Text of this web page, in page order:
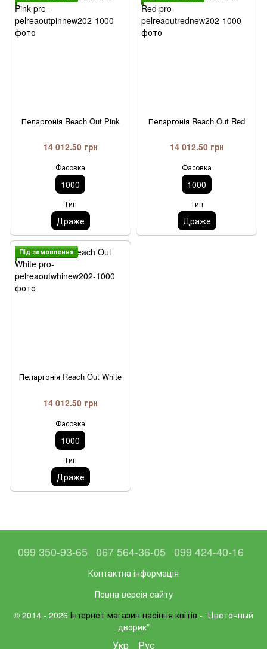
Пеларгонія Reach Out Pink
14 012.50 грн
Фасовка
1000
Тип
Драже
Пеларгонія Reach Out Red
14 012.50 грн
Фасовка
1000
Тип
Драже
Пiд замовлення
Пеларгонія Reach Out White
14 012.50 грн
Фасовка
1000
Тип
Драже
099 350-93-65 067 564-36-05 099 424-40-16
Контактна інформація
Повна версія сайту
© 2014 - 2026 Інтернет магазин насіння квітів - "Цветочный
дворик”
Укр Рус